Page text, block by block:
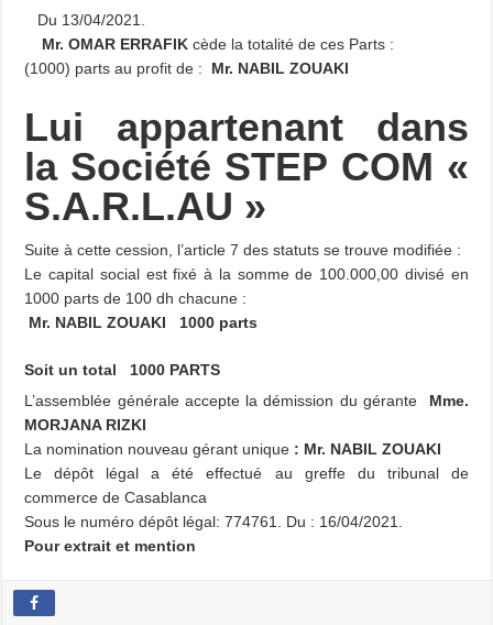
Du 13/04/2021.
Mr. OMAR ERRAFIKcède la totalité de ces Parts :
(1000) parts au profit de : Mr. NABIL ZOUAKI
Lui appartenant dans
la Société STEP COM «
S.A.R.L.AU »
Suite à cette cession, l’article 7 des statuts se trouve modifiée :
Le capital social est fixé à la somme de 100.000,00 divisé en
1000 parts de 100 dh chacune :
Mr. NABIL ZOUAKI 1000 parts
Soit un total
1000 PARTS
L’assemblée générale accepte la démission du gérante Mme.
MORJANA RIZKI
La nomination nouveau gérant unique : Mr. NABIL ZOUAKI
Le dépôt légal a été effectué au greffe du tribunal de
commerce de Casablanca
Sous le numéro dépôt légal: 774761. Du : 16/04/2021.
Pour extrait et mention